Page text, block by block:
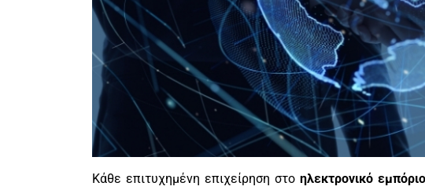
Κάθε επιτυχημένη επιχείρηση στο ηλεκτρονικό εμπόριο